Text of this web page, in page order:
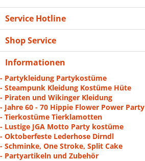
Service Hotline
Shop Service
Informationen
- Partykleidung Partykostüme
- Steampunk Kleidung Kostüme Hüte
- Piraten und Wikinger Kleidung
- Jahre 60 - 70 Hippie Flower Power Party
- Tierkostüme Tierklamotten
- Lustige JGA Motto Party kostüme
- Oktoberfeste Lederhose Dirndl
- Schminke, One Stroke, Split Cake
- Partyartikeln und Zubehör